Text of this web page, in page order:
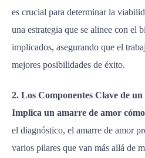
es crucial para determinar la
una estrategia que se alinee con el
implicados, asegurando que el
mejores posibilidades de éxito.
2. Los Componentes Clave de
Implica un amarre de amor cómo
el diagnóstico, el amarre de amor
varios pilares que van más allá de